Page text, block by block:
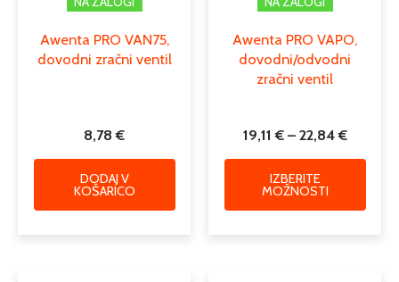
Awenta PRO VAN75,
dovodni zračni ventil
8,78€
DODAJ V
KOŠARICO
Awenta PRO VAPO,
dovodni/odvodni
zračni ventil
19,11€ – 22,84€
IZBERITE
MOŽNOSTI